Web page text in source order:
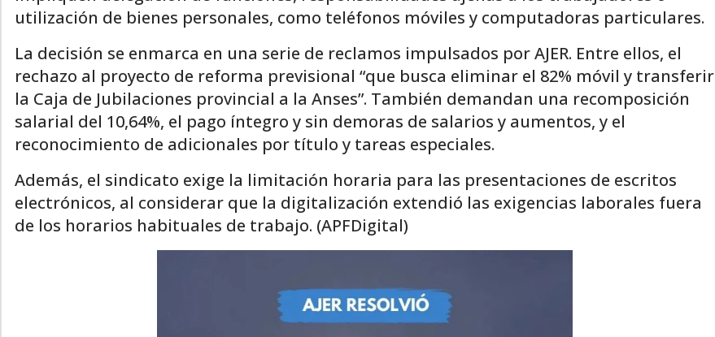
utilización de bienes personales, como teléfonos móviles y computadoras particulares.
La decisión se enmarca en una serie de reclamos impulsados por AJER. Entre ellos, el
rechazo al proyecto de reforma previsional “que busca eliminar el 82% móvil y transferir
la Caja de Jubilaciones provincial a la Anses”. También demandan una recomposición
salarial del 10,64%, el pago íntegro y sin demoras de salarios y aumentos, y el
reconocimiento de adicionales por título y tareas especiales.
Además, el sindicato exige la limitación horaria para las presentaciones de escritos
electrónicos, al considerar que la digitalización extendió las exigencias laborales fuera
de los horarios habituales de trabajo. (APFDigital)